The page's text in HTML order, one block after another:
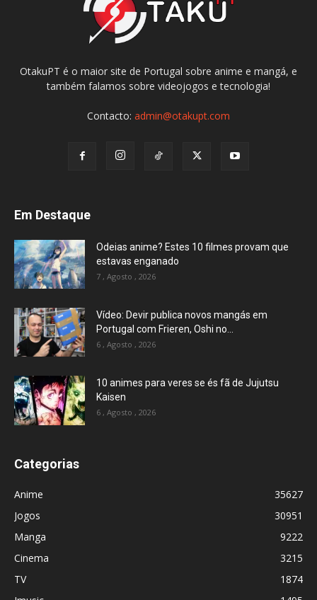
OtakuPT é o maior site de Portugal sobre anime e mangá, e
também falamos sobre videojogos e tecnologia!
Contacto: admin@otakupt.com
Em Destaque
Odeias anime? Estes 10 filmes provam que
estavas enganado
7 , Agosto , 2026
Vídeo: Devir publica novos mangás em
Portugal com Frieren, Oshi no...
6 , Agosto , 2026
10 animes para veres se és fã de Jujutsu
Kaisen
6 , Agosto , 2026
Categorias
Anime
35627
Jogos
30951
Manga
9222
Cinema
3215
TV
1874